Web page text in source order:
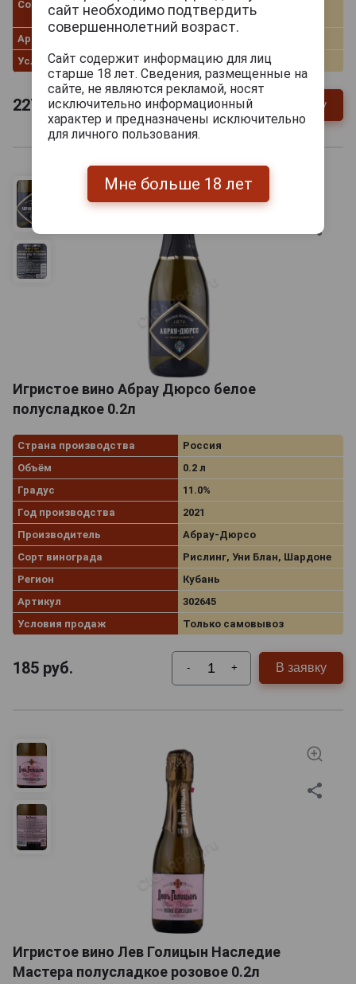
Сорт винограда
Пино Нуар, Пино Фран,
Каберне Совиньон, Мерло
Артикул
314003
Условия продаж
Только самовывоз
227 руб. - + В заявку
Игристое вино Абрау Дюрсо белое
полусладкое 0.2л
Страна производства
Россия
Объём
0.2 л
Градус
11.0%
Год производства
2021
Производитель
Абрау-Дюрсо
Сорт винограда
Рислинг, Уни Блан, Шардоне
Регион
Кубань
Артикул
302645
Условия продаж
Только самовывоз
185 руб. - + В заявку
Игристое вино Лев Голицын Наследие
Мастера полусладкое розовое 0.2л
сайт необходимо подтвердить
совершеннолетний возраст.
Сайт содержит информацию для лиц
старше 18 лет. Сведения, размещенные на
сайте, не являются рекламой, носят
исключительно информационный
характер и предназначены исключительно
для личного пользования.
Мне больше 18 лет